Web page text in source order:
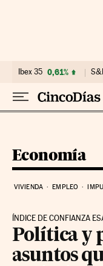
Ibex 35 0,61%
Economía
VIVIENDA EMPLEO
ÍNDICE DE CONFIANZA
Política y
asuntos